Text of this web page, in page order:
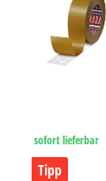
sofort lieferbar
Tipp